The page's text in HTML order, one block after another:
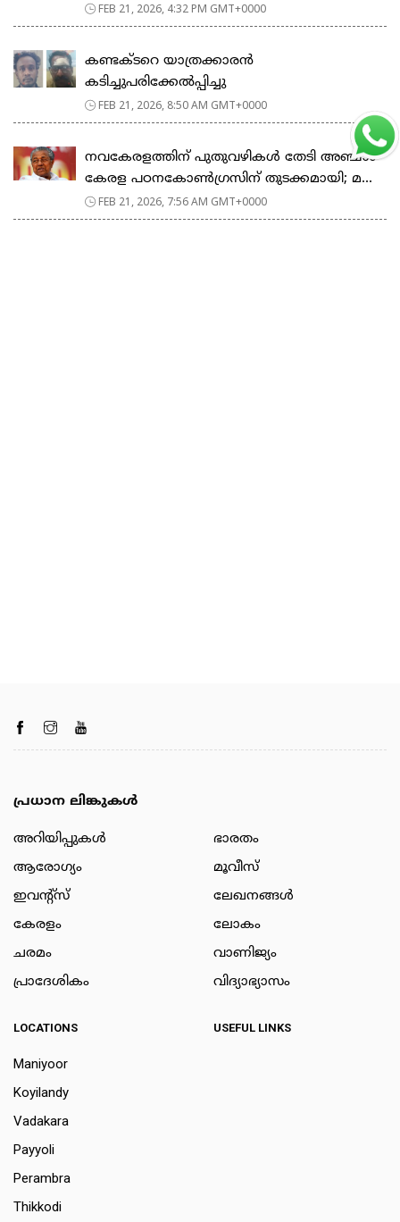
FEB 21, 2026, 4:32 PM GMT+0000
കണ്ടക്ടറെ യാത്രക്കാരൻ
കടിച്ചുപരിക്കേൽപ്പിച്ചു
FEB 21, 2026, 8:50 AM GMT+0000
നവകേരളത്തിന് പുതുവഴികൾ തേടി അഞ്ചാം
കേരള പഠനകോൺഗ്രസിന് തുടക്കമായി; മ...
FEB 21, 2026, 7:56 AM GMT+0000
പ്രധാന ലിങ്കുകൾ
അറിയിപ്പുകള്‍
ആരോഗ്യം
ഇവന്റ്സ്
കേരളം
ചരമം
പ്രാദേശികം
ഭാരതം
മൂവീസ്
ലേഖനങ്ങള്‍
ലോകം
വാണിജ്യം
വിദ്യാഭ്യാസം
LOCATIONS
Maniyoor
Koyilandy
Vadakara
Payyoli
Perambra
Thikkodi
USEFUL LINKS